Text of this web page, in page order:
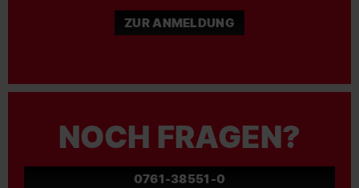
ZUR ANMELDUNG
NOCH FRAGEN?
0761-38551-0